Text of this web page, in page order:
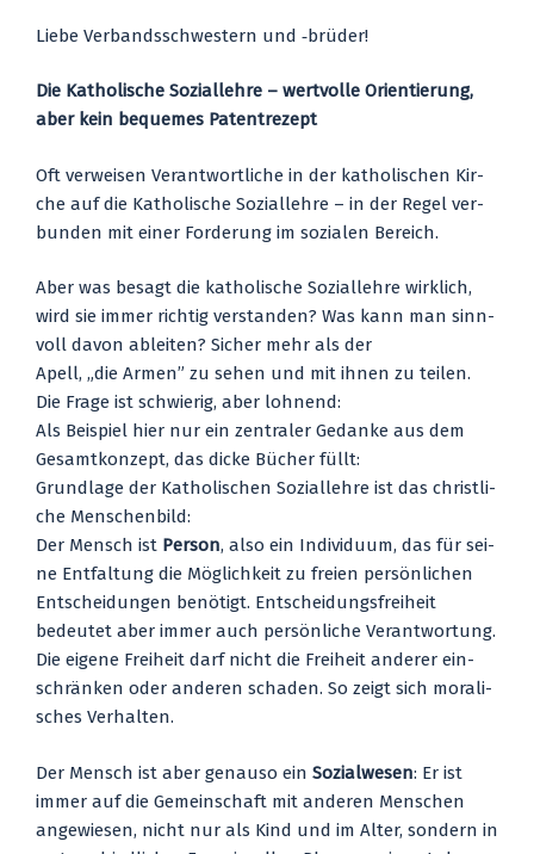
Lie­be Ver­bands­schwes­tern und ‑brü­der!
Die Katho­li­sche Sozi­al­leh­re – wert­vol­le Ori­en­tie­rung,
aber kein beque­mes Patent­re­zept
Oft ver­wei­sen Ver­ant­wort­li­che in der katho­li­schen Kir­
che auf die Katho­li­sche Sozi­al­leh­re – in der Regel ver­
bun­den mit einer For­de­rung im sozia­len Bereich.
Aber was besagt die katho­li­sche Sozi­al­leh­re wirk­lich,
wird sie immer rich­tig ver­stan­den? Was kann man sinn­
voll davon ablei­ten? Sicher mehr als der
Apell, „die Armen” zu sehen und mit ihnen zu tei­len.
Die Fra­ge ist schwie­rig, aber loh­nend:
Als Bei­spiel hier nur ein zen­tra­ler Gedan­ke aus dem
Gesamt­kon­zept, das dicke Bücher füllt:
Grund­la­ge der Katho­li­schen Sozi­al­leh­re ist das christ­li­
che Men­schen­bild:
Der Mensch ist Per­son, also ein Indi­vi­du­um, das für sei­
ne Ent­fal­tung die Mög­lich­keit zu frei­en per­sön­li­chen
Ent­schei­dun­gen benö­tigt. Ent­schei­dungs­frei­heit
bedeu­tet aber immer auch per­sön­li­che Ver­ant­wor­tung.
Die eige­ne Frei­heit darf nicht die Frei­heit ande­rer ein­
schrän­ken oder ande­ren scha­den. So zeigt sich mora­li­
sches Ver­hal­ten.
Der Mensch ist aber genau­so ein Sozi­al­we­sen: Er ist
immer auf die Gemein­schaft mit ande­ren Men­schen
ange­wie­sen, nicht nur als Kind und im Alter, son­dern in